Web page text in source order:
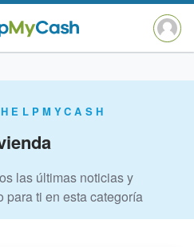
las últimas noticias y
para ti en esta categoría